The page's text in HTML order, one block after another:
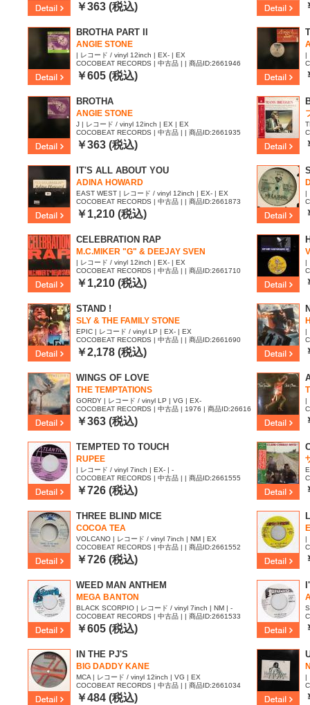
￥363 (税込)
BROTHA PART II
ANGIE STONE
| レコード / vinyl 12inch | EX- | EX
COCOBEAT RECORDS | 中古品 | | 商品ID:2661946
￥605 (税込)
|
BROTHA
ANGIE STONE
J | レコード / vinyl 12inch | EX | EX
COCOBEAT RECORDS | 中古品 | | 商品ID:2661935
￥363 (税込)
IT'S ALL ABOUT YOU
ADINA HOWARD
EAST WEST | レコード / vinyl 12inch | EX- | EX
COCOBEAT RECORDS | 中古品 | | 商品ID:2661873
￥1,210 (税込)
|
CELEBRATION RAP
M.C.MIKER "G" & DEEJAY SVEN
| レコード / vinyl 12inch | EX- | EX
COCOBEAT RECORDS | 中古品 | | 商品ID:2661710
￥1,210 (税込)
|
STAND !
SLY & THE FAMILY STONE
EPIC | レコード / vinyl LP | EX- | EX
COCOBEAT RECORDS | 中古品 | | 商品ID:2661690
￥2,178 (税込)
|
WINGS OF LOVE
THE TEMPTATIONS
GORDY | レコード / vinyl LP | VG | EX-
COCOBEAT RECORDS | 中古品 | 1976 | 商品ID:26616
73
￥363 (税込)
|
TEMPTED TO TOUCH
RUPEE
| レコード / vinyl 7inch | EX- | -
COCOBEAT RECORDS | 中古品 | | 商品ID:2661555
￥726 (税込)
THREE BLIND MICE
COCOA TEA
VOLCANO | レコード / vinyl 7inch | NM | EX
COCOBEAT RECORDS | 中古品 | | 商品ID:2661552
￥726 (税込)
|
WEED MAN ANTHEM
MEGA BANTON
BLACK SCORPIO | レコード / vinyl 7inch | NM | -
COCOBEAT RECORDS | 中古品 | | 商品ID:2661533
￥605 (税込)
IN THE PJ'S
BIG DADDY KANE
MCA | レコード / vinyl 12inch | VG | EX
COCOBEAT RECORDS | 中古品 | | 商品ID:2661034
￥484 (税込)
|